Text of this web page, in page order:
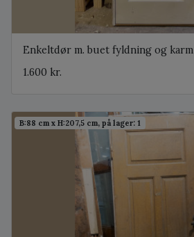
Enkeltdør m. buet fyldning og karm
1.600 kr.
B:88 cm x H:207,5 cm, på lager: 1